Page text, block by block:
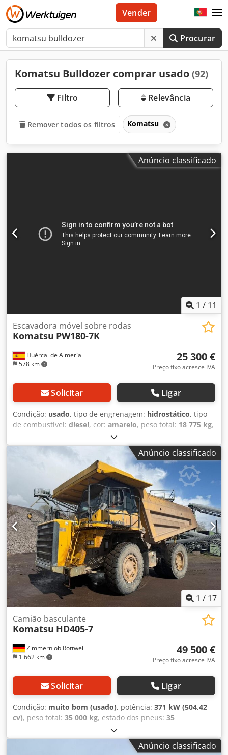
Procurar
Vender
Komatsu Bulldozer comprar usado (92)
Filtro Relevância
Remover todos os filtros Komatsu
Anúncio classificado
1 / 11
Huércal de Almería
578 km
Escavadora móvel sobre rodas
Komatsu PW180-7K
25 300 €
Preço fixo acresce IVA
Solicitar Ligar
Condição: usado, tipo de engrenagem: hidrostático, tipo
de combustível: diesel, cor: amarelo, peso total: 18 775 kg,
, número de lugares:
fabrico:2006, horas de funcionamento:18 459 h,
Equipamento:bloqueio do diferencial, cabina,
computador de bordo, controlo de tração, tração
, Escavadora móvel sobre rodas Ano 2006 Bom
estado geral 1 balde Mais informações no site da
Almerisan Cedpjyz A Rnefx Akqsha
Anúncio classificado
1 / 17
Zimmern ob Rottweil
1 662 km
Camião basculante
Komatsu HD405-7
49 500 €
Preço fixo acresce IVA
Solicitar Ligar
Condição: muito bom (usado), potência: 371 kW (504,42
cv), peso total: 35 000 kg, estado dos pneus: 35
, Ano de fabrico:
funcionamento:27 056 h, KOMATSU HD405-7 Ano de
fabricação: 2006 Horas de operação: 27.056 h Cabine
Anúncio classificado